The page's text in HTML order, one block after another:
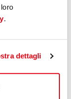
.
dettagli